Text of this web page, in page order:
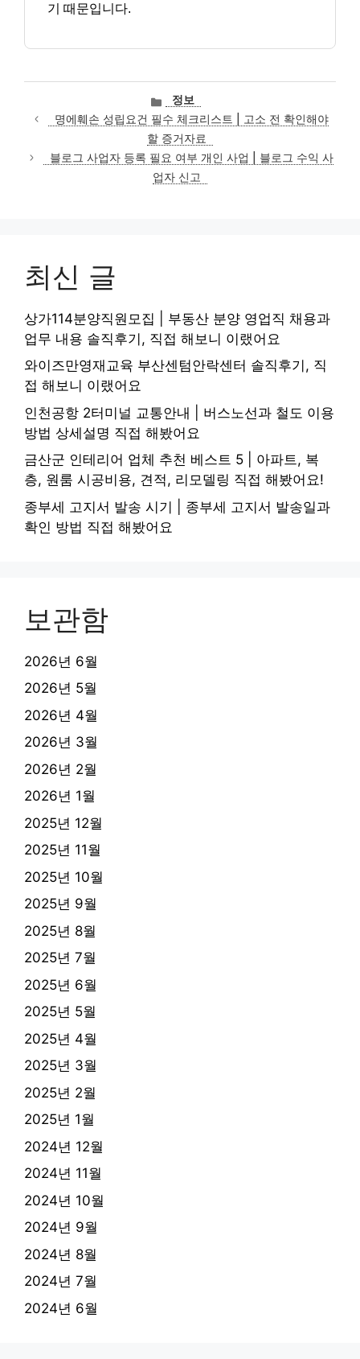
기 때문입니다.
카
테
고
리
정보
명에훼손 성립요건 필수 체크리스트 | 고소 전 확인해야
할 증거자료
블로그 사업자 등록 필요 여부 개인 사업 | 블로그 수익 사
업자 신고
최신 글
상가114분양직원모집 | 부동산 분양 영업직 채용과
업무 내용 솔직후기, 직접 해보니 이랬어요
와이즈만영재교육 부산센텀안락센터 솔직후기, 직
접 해보니 이랬어요
인천공항 2터미널 교통안내 | 버스노선과 철도 이용
방법 상세설명 직접 해봤어요
금산군 인테리어 업체 추천 베스트 5 | 아파트, 복
층, 원룸 시공비용, 견적, 리모델링 직접 해봤어요!
종부세 고지서 발송 시기 | 종부세 고지서 발송일과
확인 방법 직접 해봤어요
보관함
2026년 6월
2026년 5월
2026년 4월
2026년 3월
2026년 2월
2026년 1월
2025년 12월
2025년 11월
2025년 10월
2025년 9월
2025년 8월
2025년 7월
2025년 6월
2025년 5월
2025년 4월
2025년 3월
2025년 2월
2025년 1월
2024년 12월
2024년 11월
2024년 10월
2024년 9월
2024년 8월
2024년 7월
2024년 6월